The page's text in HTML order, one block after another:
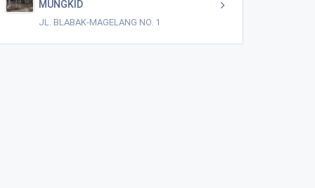
MUNGKID
JL. BLABAK-MAGELANG NO. 1